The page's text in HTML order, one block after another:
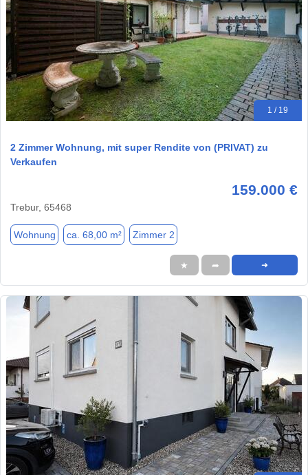
1 / 19
2 Zimmer Wohnung, mit super Rendite von (PRIVAT) zu
Verkaufen
159.000 €
Trebur, 65468
Wohnung ca. 68,00 m² Zimmer 2
★ ➦ ➜